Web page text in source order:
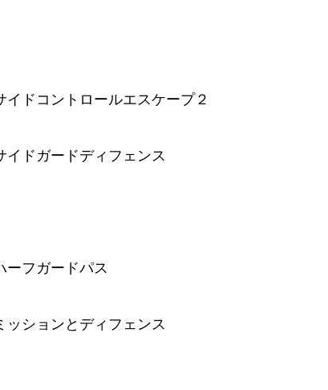
ドコントロールエスケープ２
ドガードディフェンス
フガードパス
ションとディフェンス